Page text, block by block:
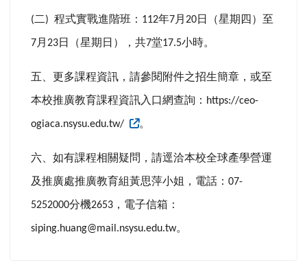
(二) 程式實戰進階班： 112年7月 20日（星期四）至
7月 23日（星期日），共7堂17.5小時。
五、更多課程資訊，請參閱附件之招生簡章，或至
本校推廣教育課程資訊入口網查詢： https://ceo-
ogiaca.nsysu.edu.tw/ 。
六、如有課程相關疑問，請逕洽本校全球產學營運
及推廣處推廣教育組黃思萍小姐，電話： 07-
5252000分機2653 ，電子信箱：
siping.huang@mail.nsysu.edu.tw。